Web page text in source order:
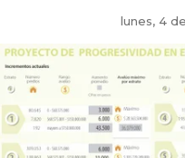
lunes, 4